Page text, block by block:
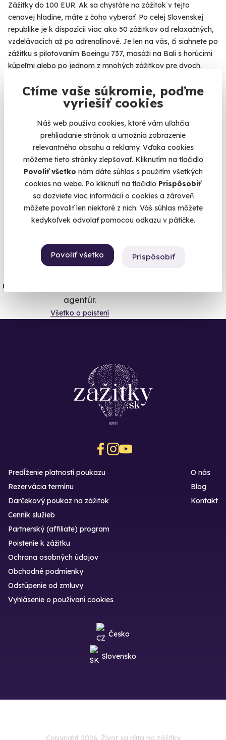
Ctíme vaše súkromie, poďme
vyriešiť cookies
Náš web používa cookies, ktoré vám uľahčia
prehliadanie stránok a umožnia zobrazenie
relevantného obsahu a reklamy. Vďaka cookies
môžeme tieto stránky zlepšovať. Kliknutím na tlačidlo
Povoliť všetko nám dáte súhlas s použitím všetkých
cookies na webe. Po kliknutí na tlačidlo Prispôsobiť
sa dozviete viac informácií o cookies a zároveň
môžete povoliť len niektoré z nich. Váš súhlas môžete
kedykoľvek odvolať pomocou odkazu v pätičke.
Povoliť všetko Prispôsobiť
Zážitky do 100 EUR. Ak sa chystáte na zážitok v tejto
cenovej hladine, máte z čoho vyberať. Po celej Slovenskej
republike je k dispozícii viac ako 50 zážitkov od relaxačných,
vzdelávacích až po adrenalínové. Je len na vás, či siahnete po
zážitku s pilotovaním Boeingu 737, masáži na Bali s horúcimi
kúpeľmi alebo po jednom z mnohých zážitkov pre dvoch.
život.
Naheureka.czmáme
96% spokojnosť zákazníkov.
Čo si o nás myslia
Všetko vieme poistiť
úrazové poistenie z ponuky zážitkových
agentúr.
Všetko o poistení
Predĺženie platnosti poukazu
Rezervácia termínu
Darčekový poukaz na zážitok
O nás
Blog
Kontakt
Cenník služieb
Partnerský (affiliate) program
Poistenie k zážitku
Ochrana osobných údajov
Obchodné podmienky
Odstúpenie od zmluvy
Vyhlásenie o používaní cookies
Česko
Slovensko
Copyright 2026. Život sa ráta na zážitky